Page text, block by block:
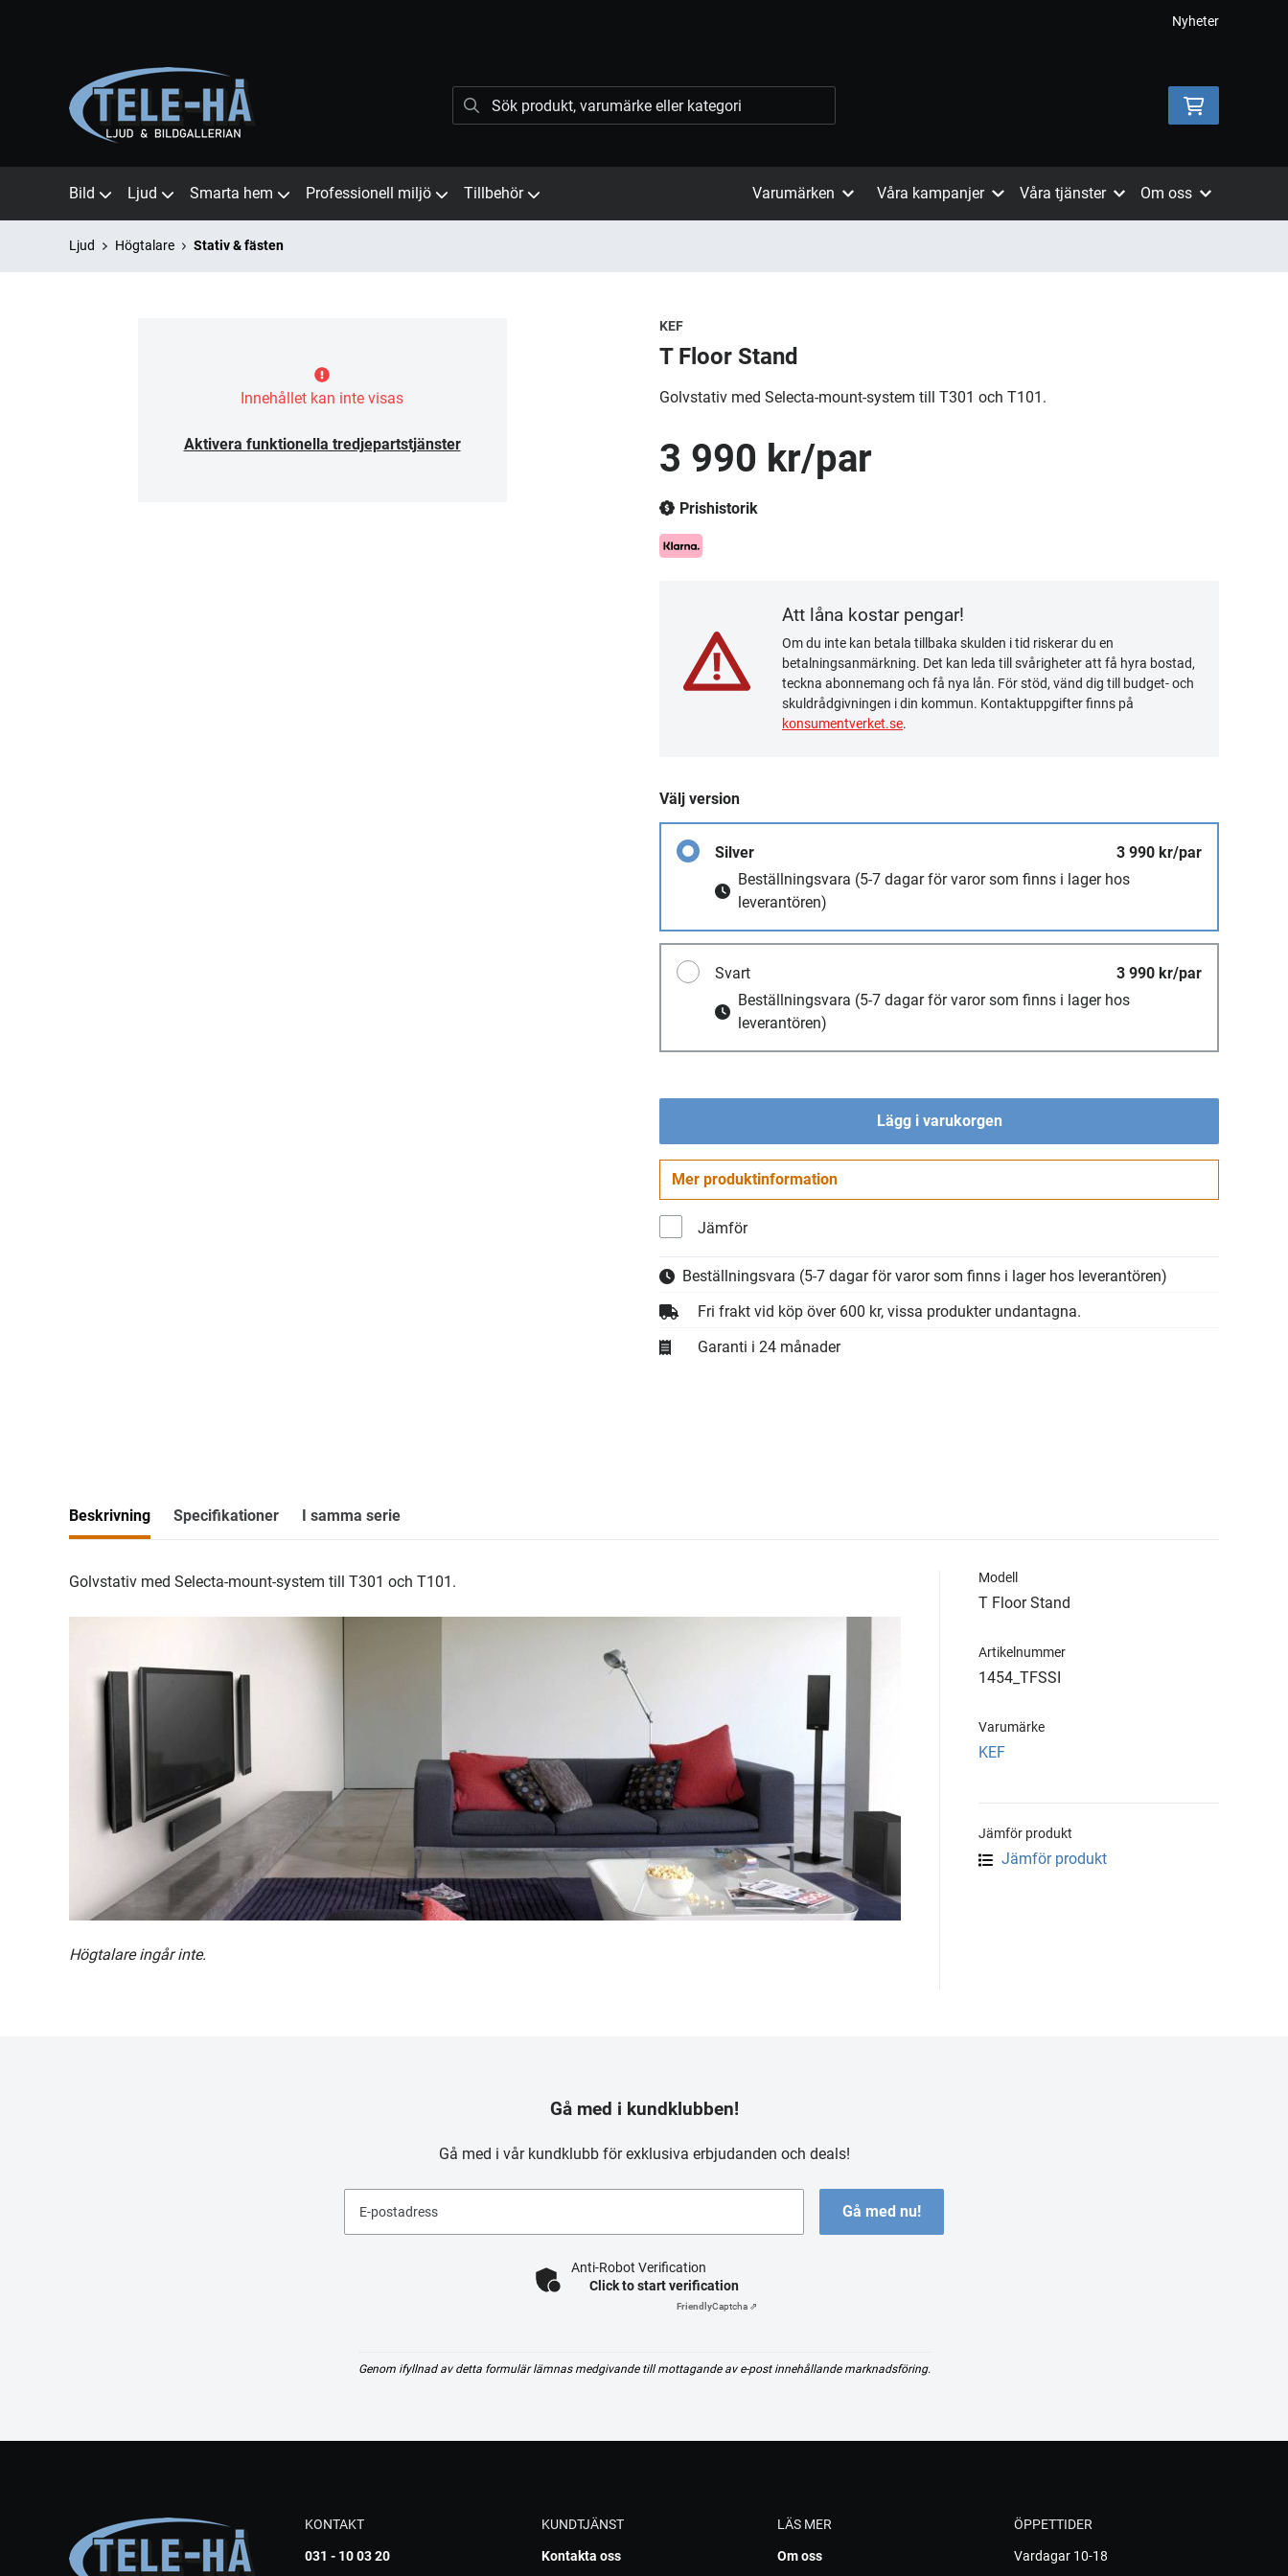
Nyheter
Bild Ljud Smarta hem Professionell miljö Tillbehör Varumärken Våra kampanjer Våra tjänster Om oss
Ljud Högtalare Stativ & fästen
Innehållet kan inte visas
Aktivera funktionella tredjepartstjänster
KEF
T Floor Stand
Golvstativ med Selecta-mount-system till T301 och T101.
3 990 kr/par
Prishistorik
Att låna kostar pengar!
Om du inte kan betala tillbaka skulden i tid riskerar du en
betalningsanmärkning. Det kan leda till svårigheter att få hyra bostad,
teckna abonnemang och få nya lån. För stöd, vänd dig till budget- och
skuldrådgivningen i din kommun. Kontaktuppgifter finns på
konsumentverket.se.
Välj version
Silver
3 990 kr/par
Beställningsvara (5-7 dagar för varor som finns i lager hos
leverantören)
Svart
3 990 kr/par
Beställningsvara (5-7 dagar för varor som finns i lager hos
leverantören)
Lägg i varukorgen
Mer produktinformation
Jämför
Beställningsvara (5-7 dagar för varor som finns i lager hos leverantören)
Fri frakt vid köp över 600 kr, vissa produkter undantagna.
Garanti i 24 månader
Beskrivning Specifikationer I samma serie
Golvstativ med Selecta-mount-system till T301 och T101.
Högtalare ingår inte.
Modell
T Floor Stand
Artikelnummer
1454_TFSSI
Varumärke
KEF
Jämför produkt
Jämför produkt
Gå med i kundklubben!
Gå med i vår kundklubb för exklusiva erbjudanden och deals!
E-postadress Gå med nu!
Anti-Robot Verification
Click to start verification
FriendlyCaptcha ⇗
Genom ifyllnad av detta formulär lämnas medgivande till mottagande av e-post innehållande marknadsföring.
KONTAKT
031 - 10 03 20
KUNDTJÄNST
Kontakta oss
LÄS MER
Om oss
ÖPPETTIDER
Vardagar 10-18